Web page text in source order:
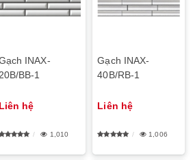
INAX-
BB-1
Liên hệ
1,010
Gạch INAX-
40B/RB-1
Liên hệ
1,006